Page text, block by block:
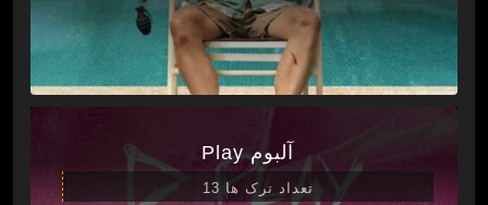
آلبوم Play
تعداد ترک ها 13